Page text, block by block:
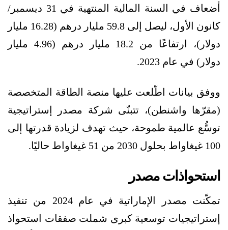
أضعاف في السنة المالية المنتهية في 31 ديسمبر/
كانون الأول، ليصل إلى 59.8 مليار درهم (16.28 مليار
دولار)، ارتفاعًا من 18.2 مليار درهم (4.96 مليار
دولار) في عام 2023.
ووفق بيانات اطّلعت عليها منصة الطاقة المتخصصة
(مقرّها واشنطن)، تتبنّى شركة مصدر إستراتيجية
توسُّع عالمية طموحة، حيث تهدف لزيادة قدرتها إلى
100 غيغاواط بحلول 2030 من 51 غيغاواط حاليًا.
استحواذات مصدر
تمكّنت مصدر الإماراتية في عام 2024 من تنفيذ
إستراتيجيات توسعية كبرى شملت صفقات استحواذ